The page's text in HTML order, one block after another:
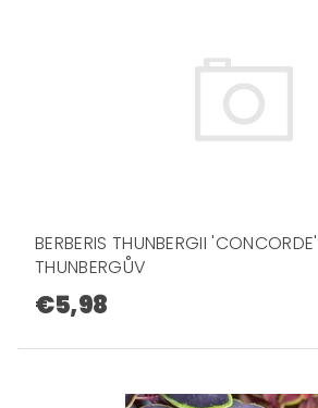
BERBERIS THUNBERGII
THUNBERGŮV
€5,98